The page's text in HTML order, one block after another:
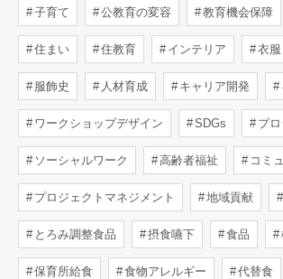
子育て 公教育の変容 教育機会保障
住まい 住教育 インテリア 衣服
服飾史 人材育成 キャリア開発
ワークショップデザイン SDGs プロ
ソーシャルワーク 高齢者福祉 コミ
プロジェクトマネジメント 地域貢献
とろみ調整食品 摂食嚥下 食品
保育所給食 食物アレルギー 代替食